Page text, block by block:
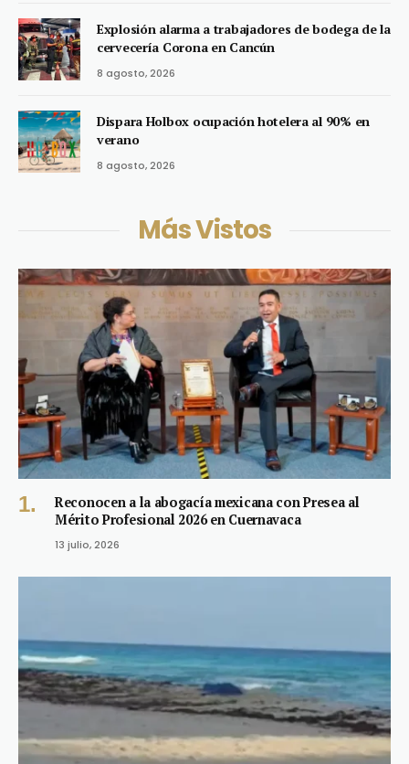
Explosión alarma a trabajadores de bodega de la
cervecería Corona en Cancún
8 agosto, 2026
Dispara Holbox ocupación hotelera al 90% en
verano
8 agosto, 2026
Más Vistos
Reconocen a la abogacía mexicana con Presea al
Mérito Profesional 2026 en Cuernavaca
13 julio, 2026